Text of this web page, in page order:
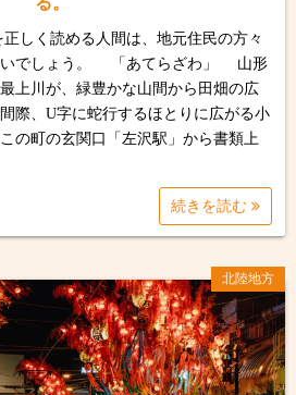
く読める人間は、地元住民の方々
いでしょう。 「あてらざわ」 山形
上川が、緑豊かな山間から田畑の広
際、U字に蛇行するほとりに広がる小
の町の玄関口「左沢駅」から書類上
続きを読む
北陸地方